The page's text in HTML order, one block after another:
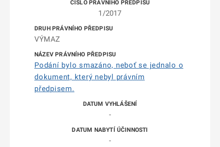
1/2017
VÝMAZ
Podání bylo smazáno, neboť se jednalo o
dokument, který nebyl právním
předpisem.
-
-